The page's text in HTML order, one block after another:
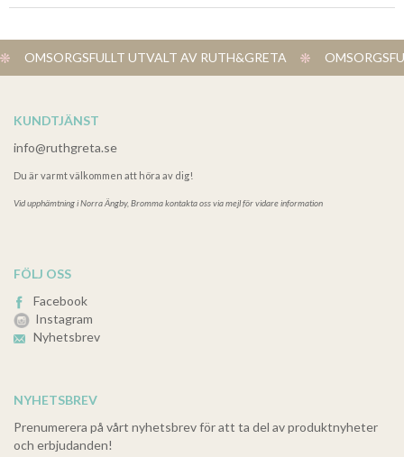
OMSORGSFULLT UTVALT AV RUTH&GRETA
KUNDTJÄNST
info@ruthgreta.se
Du är varmt välkommen att höra av dig!
Vid upphämtning iNorra Ängby, Bromma kontakta oss via mejl för vidare information
FÖLJ OSS
Facebook
Instagram
Nyhetsbrev
NYHETSBREV
Prenumerera på vårt nyhetsbrev för att ta del av produktnyheter
och erbjudanden!